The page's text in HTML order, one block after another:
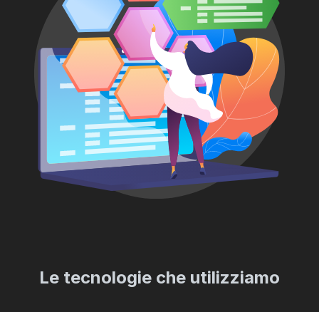
Le tecnologie che utilizziamo